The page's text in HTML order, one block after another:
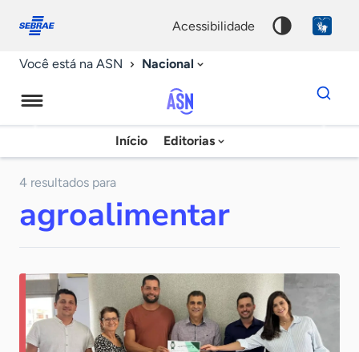
conosco
acessibilidade
Você está na ASN Nacional
Agência
Sebrae
Notícias
Início Editorias
Dados
para
chave
4 resultados para
agroalimentar